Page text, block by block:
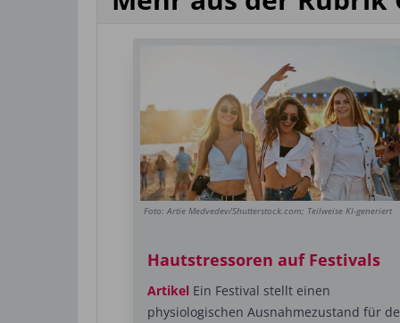
Foto: Artie Medvedev/Shutterstock.com; Teilweise KI-generiert
Hautstressoren auf Festivals
Artikel Ein Festival stellt einen
physiologischen Ausnahmezustand für